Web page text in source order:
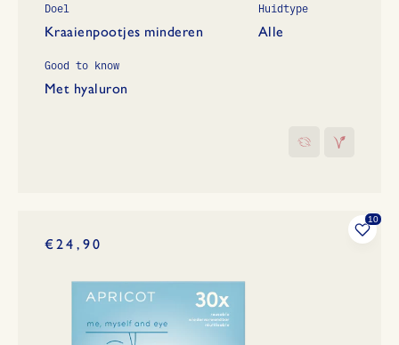
Doel
Kraaienpootjes minderen
Huidtype
Alle
Good to know
Met hyaluron
€24,90